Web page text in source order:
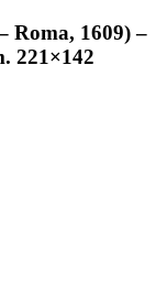
Roma, 1609) –
221×142